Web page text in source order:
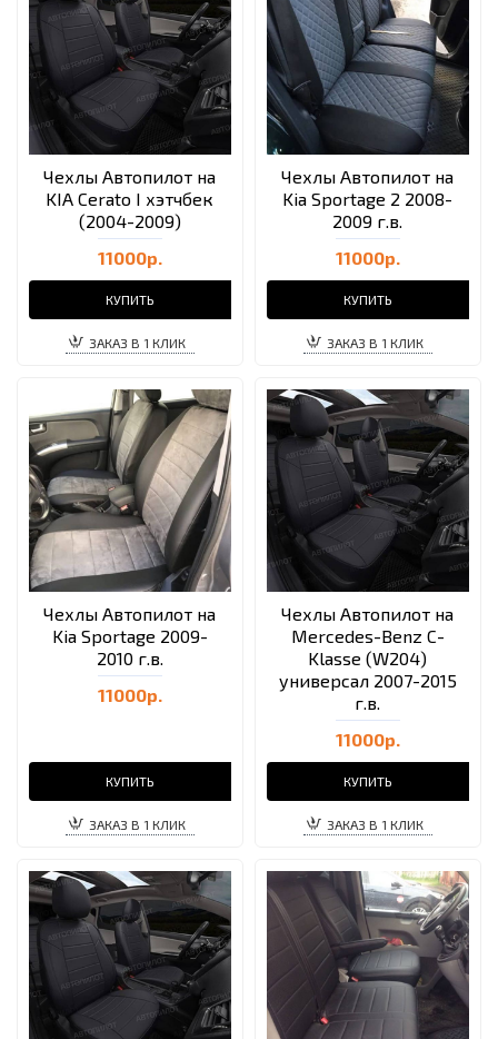
Чехлы Автопилот на
KIA Cerato I хэтчбек
(2004-2009)
11000р.
КУПИТЬ
ЗАКАЗ В 1 КЛИК
Чехлы Автопилот на
Kia Sportage 2 2008-
2009 г.в.
11000р.
КУПИТЬ
ЗАКАЗ В 1 КЛИК
Чехлы Автопилот на
Kia Sportage 2009-
2010 г.в.
11000р.
КУПИТЬ
ЗАКАЗ В 1 КЛИК
Чехлы Автопилот на
Mercedes-Benz C-
Klasse (W204)
универсал 2007-2015
г.в.
11000р.
КУПИТЬ
ЗАКАЗ В 1 КЛИК